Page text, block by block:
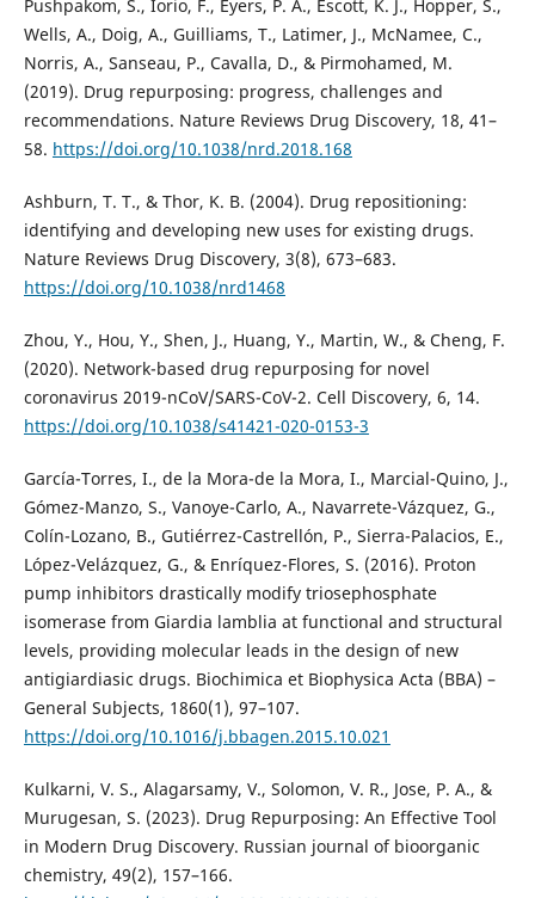
Pushpakom, S., Iorio, F., Eyers, P. A., Escott, K. J., Hopper, S.,
Wells, A., Doig, A., Guilliams, T., Latimer, J., McNamee, C.,
Norris, A., Sanseau, P., Cavalla, D., & Pirmohamed, M.
(2019). Drug repurposing: progress, challenges and
recommendations. Nature Reviews Drug Discovery, 18, 41–
58. https://doi.org/10.1038/nrd.2018.168
Ashburn, T. T., & Thor, K. B. (2004). Drug repositioning:
identifying and developing new uses for existing drugs.
Nature Reviews Drug Discovery, 3(8), 673–683.
https://doi.org/10.1038/nrd1468
Zhou, Y., Hou, Y., Shen, J., Huang, Y., Martin, W., & Cheng, F.
(2020). Network-based drug repurposing for novel
coronavirus 2019-nCoV/SARS-CoV-2. Cell Discovery, 6, 14.
https://doi.org/10.1038/s41421-020-0153-3
García-Torres, I., de la Mora-de la Mora, I., Marcial-Quino, J.,
Gómez-Manzo, S., Vanoye-Carlo, A., Navarrete-Vázquez, G.,
Colín-Lozano, B., Gutiérrez-Castrellón, P., Sierra-Palacios, E.,
López-Velázquez, G., & Enríquez-Flores, S. (2016). Proton
pump inhibitors drastically modify triosephosphate
isomerase from Giardia lamblia at functional and structural
levels, providing molecular leads in the design of new
antigiardiasic drugs. Biochimica et Biophysica Acta (BBA) –
General Subjects, 1860(1), 97–107.
https://doi.org/10.1016/j.bbagen.2015.10.021
Kulkarni, V. S., Alagarsamy, V., Solomon, V. R., Jose, P. A., &
Murugesan, S. (2023). Drug Repurposing: An Effective Tool
in Modern Drug Discovery. Russian journal of bioorganic
chemistry, 49(2), 157–166.